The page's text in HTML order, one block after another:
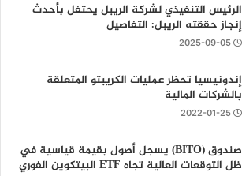
الرئيس التنفيذي لشركة الريبل يحتفل بأحدث
إنجاز حققته الريبل: التفاصيل
2025-09-05
إندونيسيا تحظر عمليات الكريبتو المتعلقة
بالشركات المالية
2022-01-25
صندوق (BITO) يسجل أصول بقيمة قياسية في
ظل التوقعات العالية تجاه ETF البيتكوين الفوري